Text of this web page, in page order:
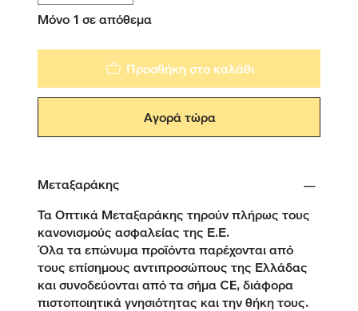
Μόνο 1 σε απόθεμα
Προσθήκη στο καλάθι
Αγορά τώρα
Μεταξαράκης
Τα Οπτικά Μεταξαράκης τηρούν πλήρως τους
κανονισμούς ασφαλείας της Ε.Ε.
Όλα τα επώνυμα προϊόντα παρέχονται από
τους επίσημους αντιπροσώπους της Ελλάδας
και συνοδεύονται από τα σήμα CE, διάφορα
πιστοποιητικά γνησιότητας και την θήκη τους.